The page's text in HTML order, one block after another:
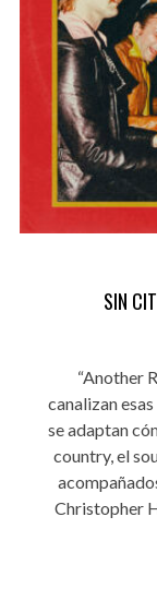
SIN
“Another
canalizan
se adaptan
country, el
Christopher